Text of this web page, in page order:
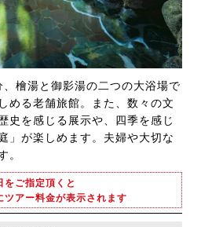
檜湯と御影湯の二つの大浴場で
める老舗旅館。また、数々の文
史を感じる展示や、四季を感じ
」が楽しめます。夫婦や大切な
。
をご指定頂くと
ツアー料金が表示されます